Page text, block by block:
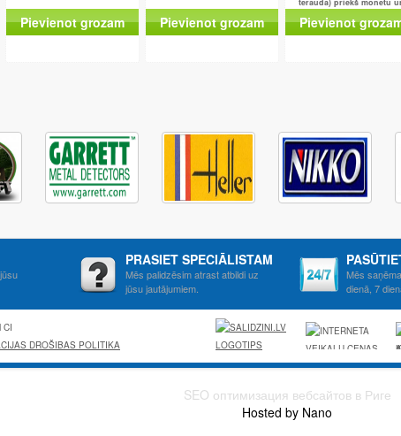
Pievienot grozam Pievienot grozam
dārgumu meklēšanai
Pievienot
PRASIET SPECIĀLISTAM
Mēs palidzēsim atrast atbildi uz
jūsu jautājumiem.
Mēs
dienā, 7
CI
DROŠIBAS POLITIKA
SEO оптимизация вебсайтов в Риге
Hosted by Nano